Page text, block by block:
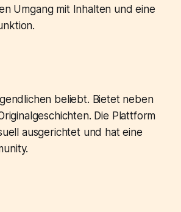
Umgang mit Inhalten und eine
beliebt. Bietet neben
Die Plattform
ausgerichtet und hat eine